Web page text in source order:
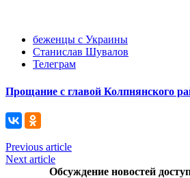
беженцы с Украины
Станислав Шувалов
Телеграм
Прощание с главой Колпнянского
Previous article
Next article
Обсуждение новостей